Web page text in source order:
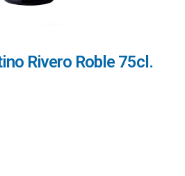
Rivero Roble 75cl.